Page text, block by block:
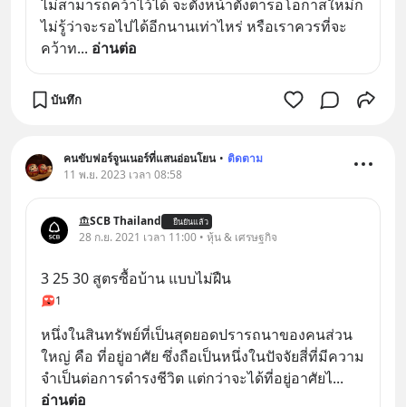
ไม่สามารถคว้าไว้ได้ จะตั้งหน้าตั้งตารอโอกาสใหม่ก็
ไม่รู้ว่าจะรอไปได้อีกนานเท่าไหร่ หรือเราควรที่จะ
คว้าท... อ่านต่อ
บันทึก
คนขับฟอร์จูนเนอร์ที่แสนอ่อนโยน • ติดตาม
11 พ.ย. 2023 เวลา 08:58
SCB Thailand ยืนยันแล้ว
28 ก.ย. 2021 เวลา 11:00 • หุ้น & เศรษฐกิจ
3 25 30 สูตรซื้อบ้าน แบบไม่ฝืน
1
หนึ่งในสินทรัพย์ที่เป็นสุดยอดปรารถนาของคนส่วน
ใหญ่ คือ ที่อยู่อาศัย ซึ่งถือเป็นหนึ่งในปัจจัยสี่ที่มีความ
จำเป็นต่อการดำรงชีวิต แต่กว่าจะได้ที่อยู่อาศัยไ
อ่านต่อ